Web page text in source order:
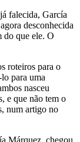
falecida, García
desconhecida
do que ele. O
roteiros para o
para uma
nasceu
e que não tem o
num artigo no
Márquez, chegou